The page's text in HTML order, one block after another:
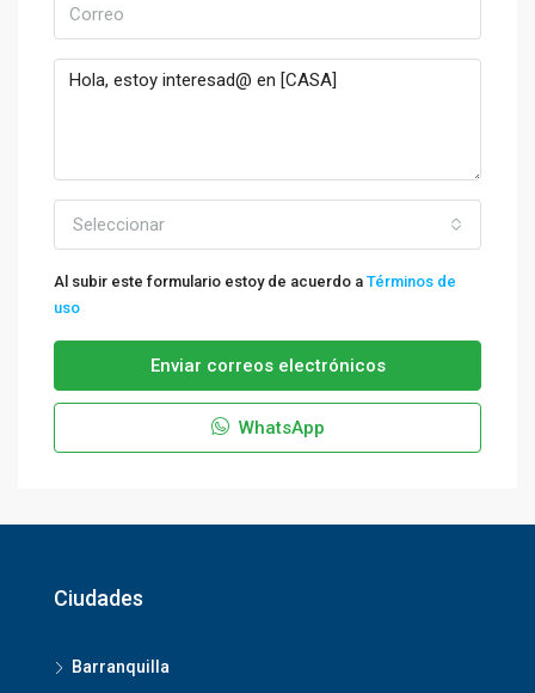
Seleccionar
Al subir este formulario estoy de acuerdo a Términos de
uso
Enviar correos electrónicos
WhatsApp
Ciudades
Barranquilla